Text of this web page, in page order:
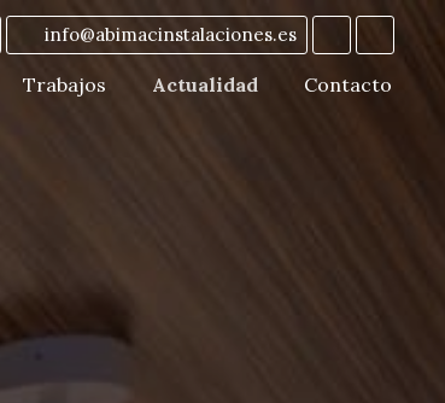
info@abimacinstalaciones.es
Trabajos Actualidad Contacto